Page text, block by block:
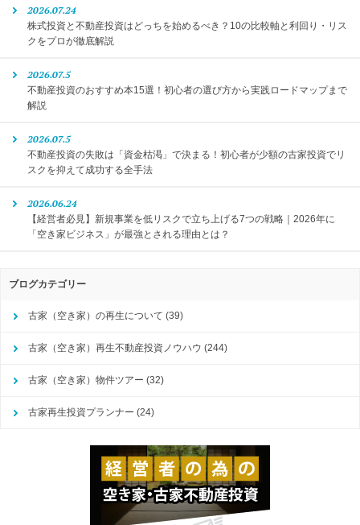
2026.07.24
株式投資と不動産投資はどっちを始めるべき？10の比較軸と利回り・リス
クをプロが徹底解説
2026.07.5
不動産投資のおすすめ本15選！初心者の選び方から実践ロードマップまで
解説
2026.07.5
不動産投資の失敗は「資金枯渇」で決まる！初心者が少額の古家投資でリ
スクを抑えて成功する全手法
2026.06.24
【経営者必見】新規事業を低リスクで立ち上げる7つの戦略｜2026年に
「空き家ビジネス」が最強とされる理由とは？
ブログカテゴリー
古家（空き家）の再生について (39)
古家（空き家）再生不動産投資ノウハウ (244)
古家（空き家）物件ツアー (32)
古家再生投資プランナー (24)